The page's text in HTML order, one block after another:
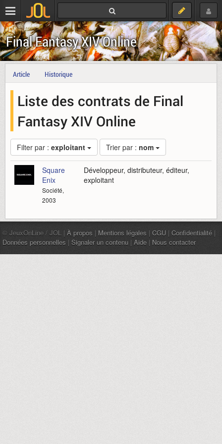
Final Fantasy XIV Online
Article Historique
Liste des contrats de Final
Fantasy XIV Online
Filter par : exploitant Trier par : nom
Square
Enix
Société,
2003
Développeur, distributeur, éditeur,
exploitant
© JeuxOnLine / JOL | À propos | Mentions légales | CGU | Confidentialité |
Données personnelles | Signaler un contenu | Aide | Nous contacter